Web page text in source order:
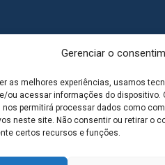
Gerenciar o
as melhores experiências, usamos
ou acessar informações do dispositivo.
permitirá processar dados como
neste site. Não consentir ou retirar o
certos recursos e funções.